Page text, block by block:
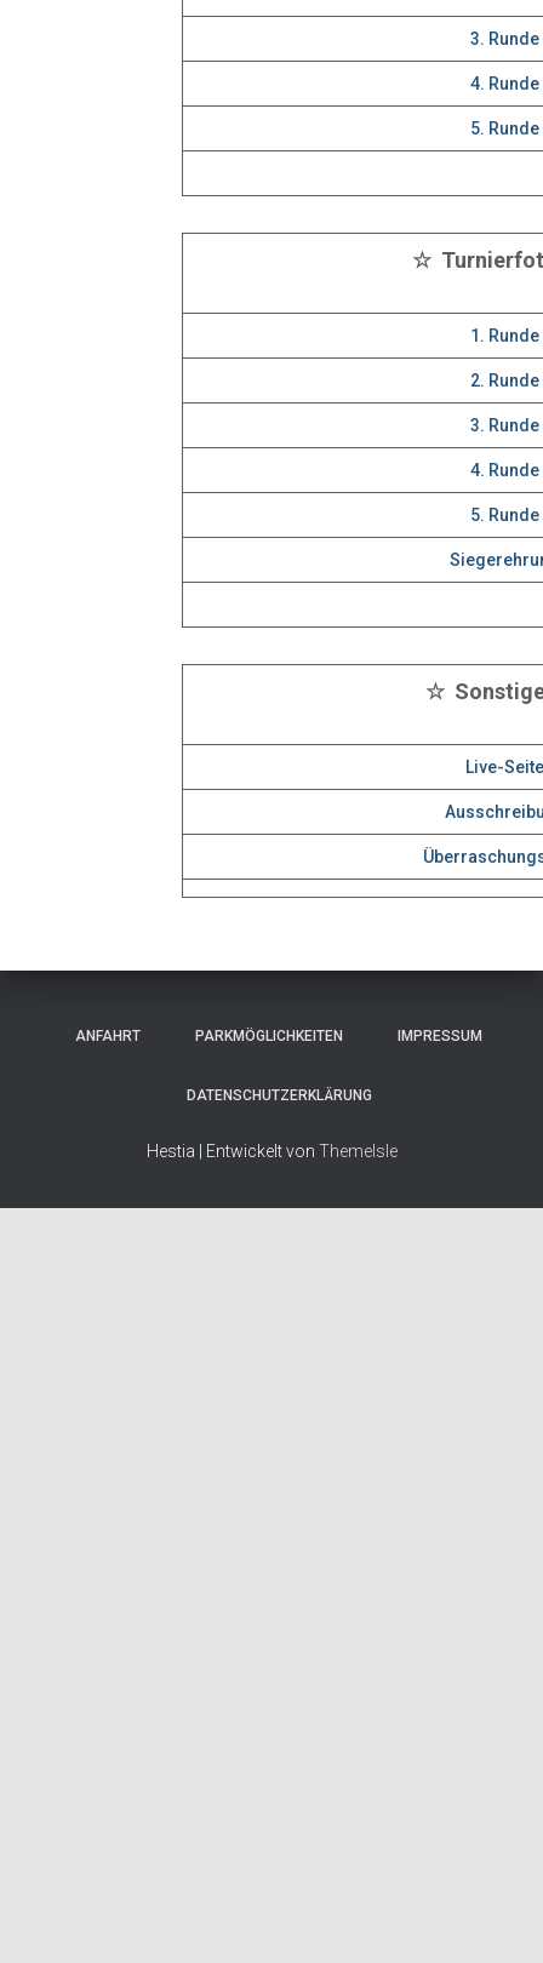
3. Runde
4. Runde
5. Runde
☆
1. Runde
2. Runde
3. Runde
4. Runde
5. Runde
☆
Live-Seite
ANFAHRT PARKMÖGLICHKEITEN IMPRESSUM
DATENSCHUTZERKLÄRUNG
Hestia | Entwickelt von ThemeIsle